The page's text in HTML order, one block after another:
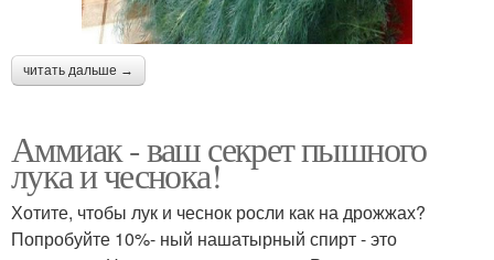
читать дальше →
Аммиак - ваш секрет пышного
лука и чеснока!
Хотите, чтобы лук и чеснок росли как на дрожжах?
Попробуйте 10%- ный нашатырный спирт - это